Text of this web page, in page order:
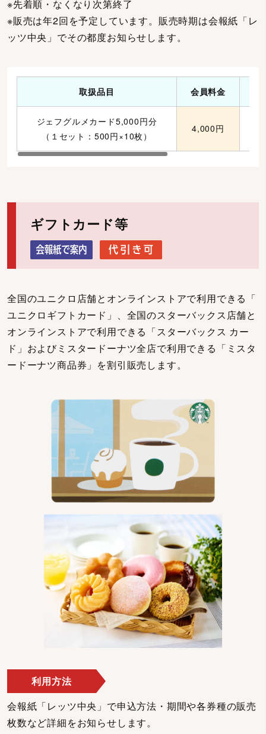
※先着順・なくなり次第終了
※販売は年2回を予定しています。販売時期は会報紙「レ
ッツ中央」でその都度お知らせします。
取扱品目 会員料金
ジェフグルメカード5,000円分
（１セット：500円×10枚）
4,000円
ギフトカード等
全国のユニクロ店舗とオンラインストアで利用できる「
ユニクロギフトカード」、全国のスターバックス店舗と
オンラインストアで利用できる「スターバックス カー
ド」およびミスタードーナツ全店で利用できる「ミスタ
ードーナツ商品券」を割引販売します。
利用方法
会報紙「レッツ中央」で申込方法・期間や各券種の販売
枚数など詳細をお知らせします。